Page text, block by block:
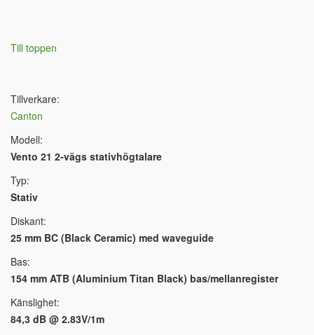
Till toppen
Tillverkare:
Canton
Modell:
Vento 21 2-vägs stativhögtalare
Typ:
Stativ
Diskant:
25 mm BC (Black Ceramic) med waveguide
Bas:
154 mm ATB (Aluminium Titan Black) bas/mellanregister
Känslighet:
84,3 dB @ 2.83V/1m